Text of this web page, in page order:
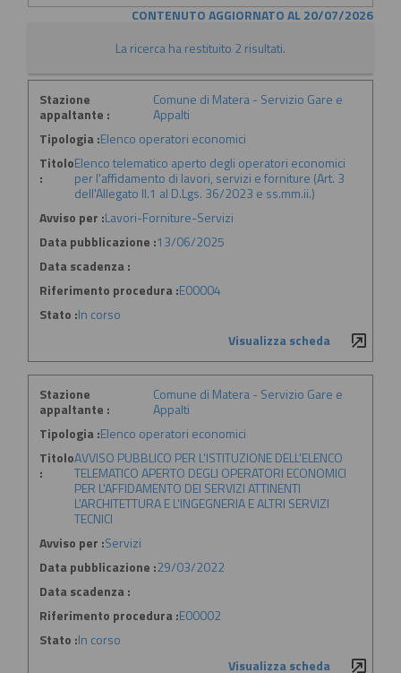
CONTENUTO AGGIORNATO AL 20/07/2026
La ricerca ha restituito 2 risultati.
Stazione
appaltante :
Comune di Matera - Servizio Gare e
Appalti
Tipologia :Elenco operatori economici
Titolo
:
Elenco telematico aperto degli operatori economici
per l'affidamento di lavori, servizi e forniture (Art. 3
dell'Allegato II.1 al D.Lgs. 36/2023 e ss.mm.ii.)
Avviso per :Lavori-Forniture-Servizi
Data pubblicazione :13/06/2025
Data scadenza :
Riferimento procedura :E00004
Stato :In corso
Visualizza scheda
Stazione
appaltante :
Comune di Matera - Servizio Gare e
Appalti
Tipologia :Elenco operatori economici
Titolo
:
AVVISO PUBBLICO PER L'ISTITUZIONE DELL'ELENCO
TELEMATICO APERTO DEGLI OPERATORI ECONOMICI
PER L'AFFIDAMENTO DEI SERVIZI ATTINENTI
L'ARCHITETTURA E L'INGEGNERIA E ALTRI SERVIZI
TECNICI
Avviso per :Servizi
Data pubblicazione :29/03/2022
Data scadenza :
Riferimento procedura :E00002
Stato :In corso
Visualizza scheda